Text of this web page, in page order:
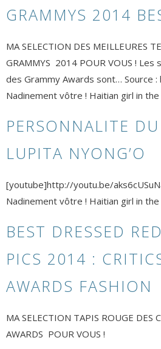
GRAMMYS 2014
MA SELECTION DES MEILLEURES
GRAMMYS 2014 POUR VOUS ! Les
des Grammy Awards sont… Source
Nadinement vôtre ! Haitian girl in the
PERSONNALITE
LUPITA NYONG’O
[youtube]http://youtu.be/
Nadinement vôtre ! Haitian girl in
BEST DRESSED
PICS 2014 :
AWARDS FASHION
MA SELECTION TAPIS ROUGE DES
AWARDS POUR VOUS !